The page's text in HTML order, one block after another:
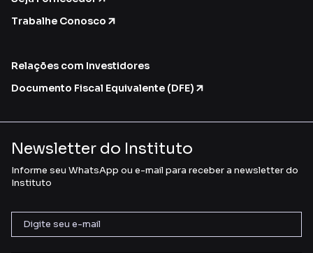
Trabalhe Conosco
Relações com Investidores
Documento Fiscal Equivalente (DFE)
Newsletter do Instituto
Informe seu WhatsApp ou e-mail para receber a newsletter do
Instituto